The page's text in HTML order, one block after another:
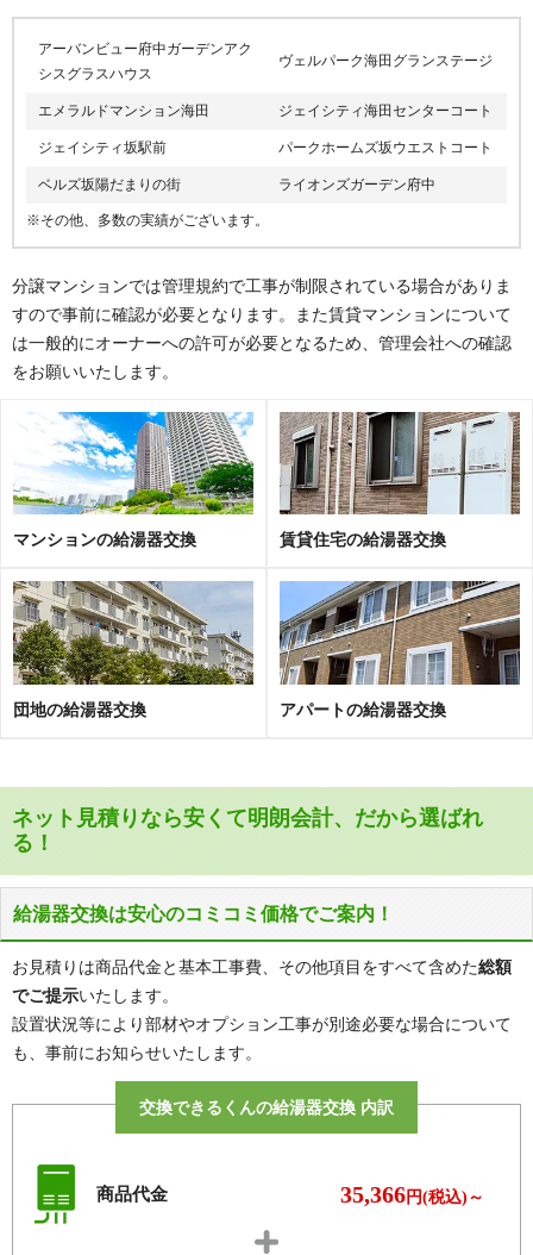
タ行 出来庭
ナ行 中溝
ハ行 萩原、初神、東山、平谷
坂町
ア行 植田
カ行 北新地、小屋浦
サ行 坂東、坂西
タ行 鯛尾
ハ行 平成ケ浜
府中町
ア行 青崎中、青崎東、青崎南、石井城、大須、大通
鹿籠
タ行 鶴江
ハ行 浜田、浜田本町、本町
マ行 みくまり、緑ケ丘、宮の町、茂陰、桃山
ヤ行 柳ケ丘、八幡、山田
アーバンビュー府中ガーデンアク
シスグラスハウス
ヴェルパーク海田グランステージ
エメラルドマンション海田 ジェイシティ海田センターコート
ジェイシティ坂駅前 パークホームズ坂ウエストコート
ベルズ坂陽だまりの街 ライオンズガーデン府中
※その他、多数の実績がございます。
分譲マンションでは管理規約で工事が制限されている場合がありま
すので事前に確認が必要となります。また賃貸マンションについて
は一般的にオーナーへの許可が必要となるため、管理会社への確認
をお願いいたします。
マンションの給湯器交換 賃貸住宅の給湯器交換
団地の給湯器交換 アパートの給湯器交換
ネット見積りなら安くて明朗会計、だから選ばれ
る！
給湯器交換は安心のコミコミ価格でご案内！
お見積りは商品代金と基本工事費、その他項目をすべて含めた総額
でご提示いたします。
設置状況等により部材やオプション工事が別途必要な場合について
も、事前にお知らせいたします。
交換できるくんの給湯器交換 内訳
商品代金 35,366円(税込)～